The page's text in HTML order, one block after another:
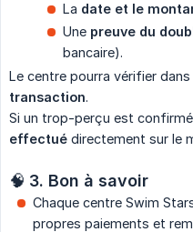
La date et le
Une preuve du
bancaire).
Le centre pourra vérifier
transaction.
Si un trop-perçu est
effectué directement sur le
🧠 3. Bon à savoir
Chaque centre Swim
propres paiements et